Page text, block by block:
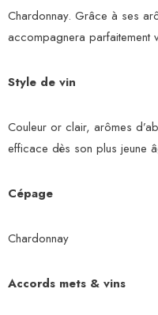
Chardonnay. Grâce à ses
accompagnera parfaitement
Style de vin
Couleur or clair, arômes
efficace dès son plus jeune
Cépage
Chardonnay
Accords mets & vins